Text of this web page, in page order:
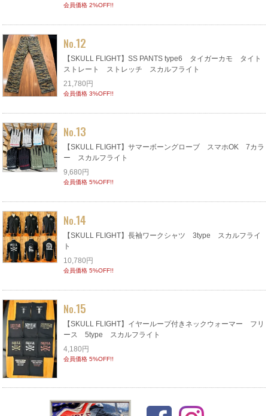
会員価格 2%OFF!!
No.12
【SKULL FLIGHT】SS PANTS type6 タイガーカモ タイト
ストレート ストレッチ スカルフライト
21,780円
会員価格 3%OFF!!
No.13
【SKULL FLIGHT】サマーボーングローブ スマホOK 7カラ
ー スカルフライト
9,680円
会員価格 5%OFF!!
No.14
【SKULL FLIGHT】長袖ワークシャツ 3type スカルフライ
ト
10,780円
会員価格 5%OFF!!
No.15
【SKULL FLIGHT】イヤーループ付きネックウォーマー フリ
ース 5type スカルフライト
4,180円
会員価格 5%OFF!!